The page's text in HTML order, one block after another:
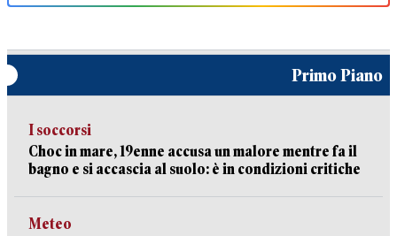
Primo Piano
I soccorsi
Choc in mare, 19enne accusa un malore mentre fa il
bagno e si accascia al suolo: è in condizioni critiche
Meteo